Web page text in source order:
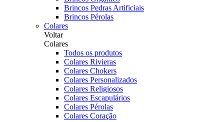
Brincos Pedras Artificiais
Brincos Pérolas
Colares
Voltar
Colares
Todos os produtos
Colares Rivieras
Colares Chokers
Colares Personalizados
Colares Religiosos
Colares Escapulários
Colares Pérolas
Colares Coração